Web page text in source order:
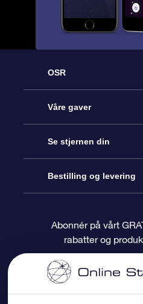
OSR
Kundeservice
Kontakt oss
Bloggen
Anmeldelser
Våre gaver
Online Stjernegave
OSR Gavepakke
OSR-gavekortet
Bedriftsgaver
Se stjernen din
Star Register
Pesontilpasset
One Million Stars
Bestilling og levering
Betalingsinformasjon
Fraktinformasjon
Abonnér på vårt
rabatter og